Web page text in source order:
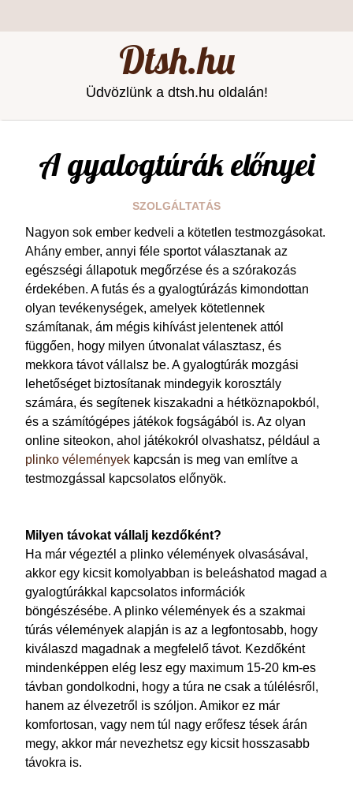
Dtsh.hu
Üdvözlünk a dtsh.hu oldalán!
A gyalogtúrák előnyei
SZOLGÁLTATÁS
Nagyon sok ember kedveli a kötetlen testmozgásokat.
Ahány ember, annyi féle sportot választanak az
egészségi állapotuk megőrzése és a szórakozás
érdekében. A futás és a gyalogtúrázás kimondottan
olyan tevékenységek, amelyek kötetlennek
számítanak, ám mégis kihívást jelentenek attól
függően, hogy milyen útvonalat választasz, és
mekkora távot vállalsz be. A gyalogtúrák mozgási
lehetőséget biztosítanak mindegyik korosztály
számára, és segítenek kiszakadni a hétköznapokból,
és a számítógépes játékok fogságából is. Az olyan
online siteokon, ahol játékokról olvashatsz, például a
plinko vélemények kapcsán is meg van említve a
testmozgással kapcsolatos előnyök.
Milyen távokat vállalj kezdőként?
Ha már végeztél a plinko vélemények olvasásával,
akkor egy kicsit komolyabban is beleáshatod magad a
gyalogtúrákkal kapcsolatos információk
böngészésébe. A plinko vélemények és a szakmai
túrás vélemények alapján is az a legfontosabb, hogy
kiválaszd magadnak a megfelelő távot. Kezdőként
mindenképpen elég lesz egy maximum 15-20 km-es
távban gondolkodni, hogy a túra ne csak a túlélésről,
hanem az élvezetről is szóljon. Amikor ez már
komfortosan, vagy nem túl nagy erőfesz tések árán
megy, akkor már nevezhetsz egy kicsit hosszasabb
távokra is.